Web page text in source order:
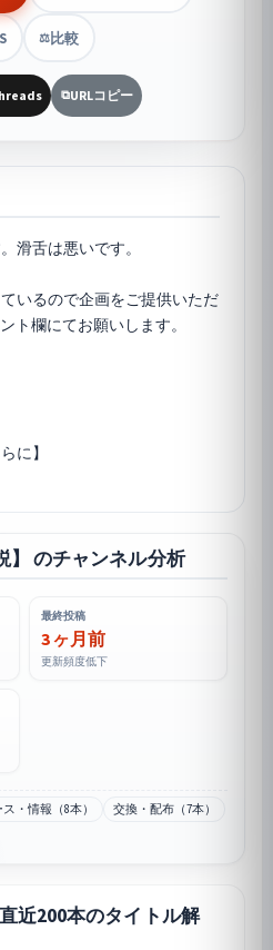
⚖️比較
⧉URLコピー
滑舌は悪いです。
いるので企画をご提供いただ
ト欄にてお願いします。
に】
】 のチャンネル分析
最終投稿
3 ヶ月前
更新頻度低下
・情報（8本）
交換・配布（7本）
近200本のタイトル解